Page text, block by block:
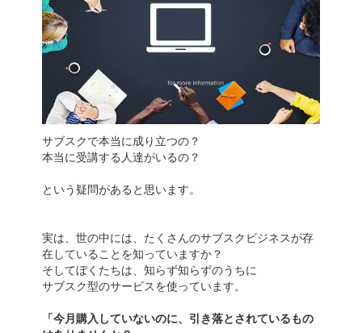
サブスクで本当に成り立つの？
本当に受講する人達がいるの？
という疑問があると思います。
実は、世の中には、たくさんのサブスクビジネスが存
在していることを知っていますか？
そしてぼくたちは、知らず知らずのうちに
サブスク型のサービスを使っています。
「今月購入していないのに、引き落とされているもの